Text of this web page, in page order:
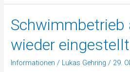
wieder
Informationen / Lukas Gehring/ 29.
Schwimmbetrieb
ab
sofort
eingestellt!